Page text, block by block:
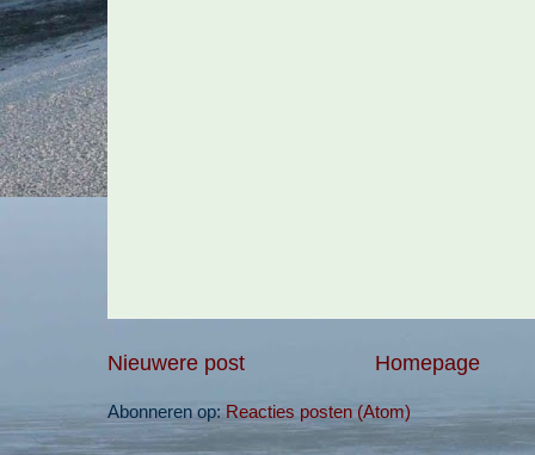
Nieuwere post Homepage
Abonneren op: Reacties posten (Atom)